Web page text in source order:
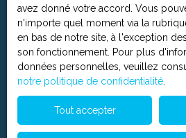
avez donné votre accord. Vous
n'importe quel moment via la
en bas de notre site, à l'exception
son fonctionnement. Pour plus
données personnelles, veuillez
notre politique de confidentialité
Tout accepter